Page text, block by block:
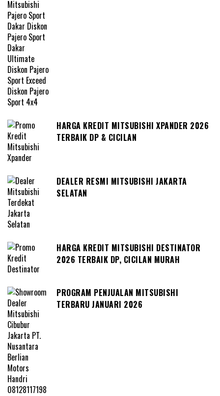
HARGA KREDIT MITSUBISHI XPANDER 2026
TERBAIK DP & CICILAN
DEALER RESMI MITSUBISHI JAKARTA
SELATAN
HARGA KREDIT MITSUBISHI DESTINATOR
2026 TERBAIK DP, CICILAN MURAH
PROGRAM PENJUALAN MITSUBISHI
TERBARU JANUARI 2026